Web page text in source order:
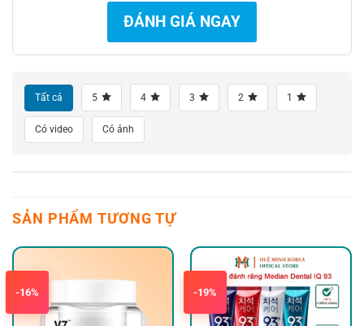
ĐÁNH GIÁ NGAY
Tất cả 5 4 3 2 1
Có video Có ảnh
SẢN PHẨM TƯƠNG TỰ
-16% -19%